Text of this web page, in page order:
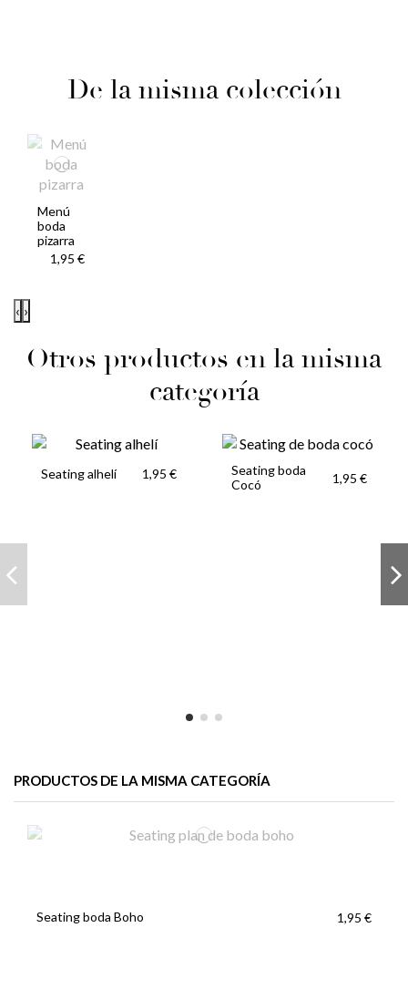
De la misma colección
Menú
boda
pizarra
1,95 €
‹ ›
Otros productos en la misma
categoría
Seating alhelí 1,95 €
Seating boda
Cocó
1,95 €
PRODUCTOS DE LA MISMA CATEGORÍA
Seating boda Boho 1,95 €